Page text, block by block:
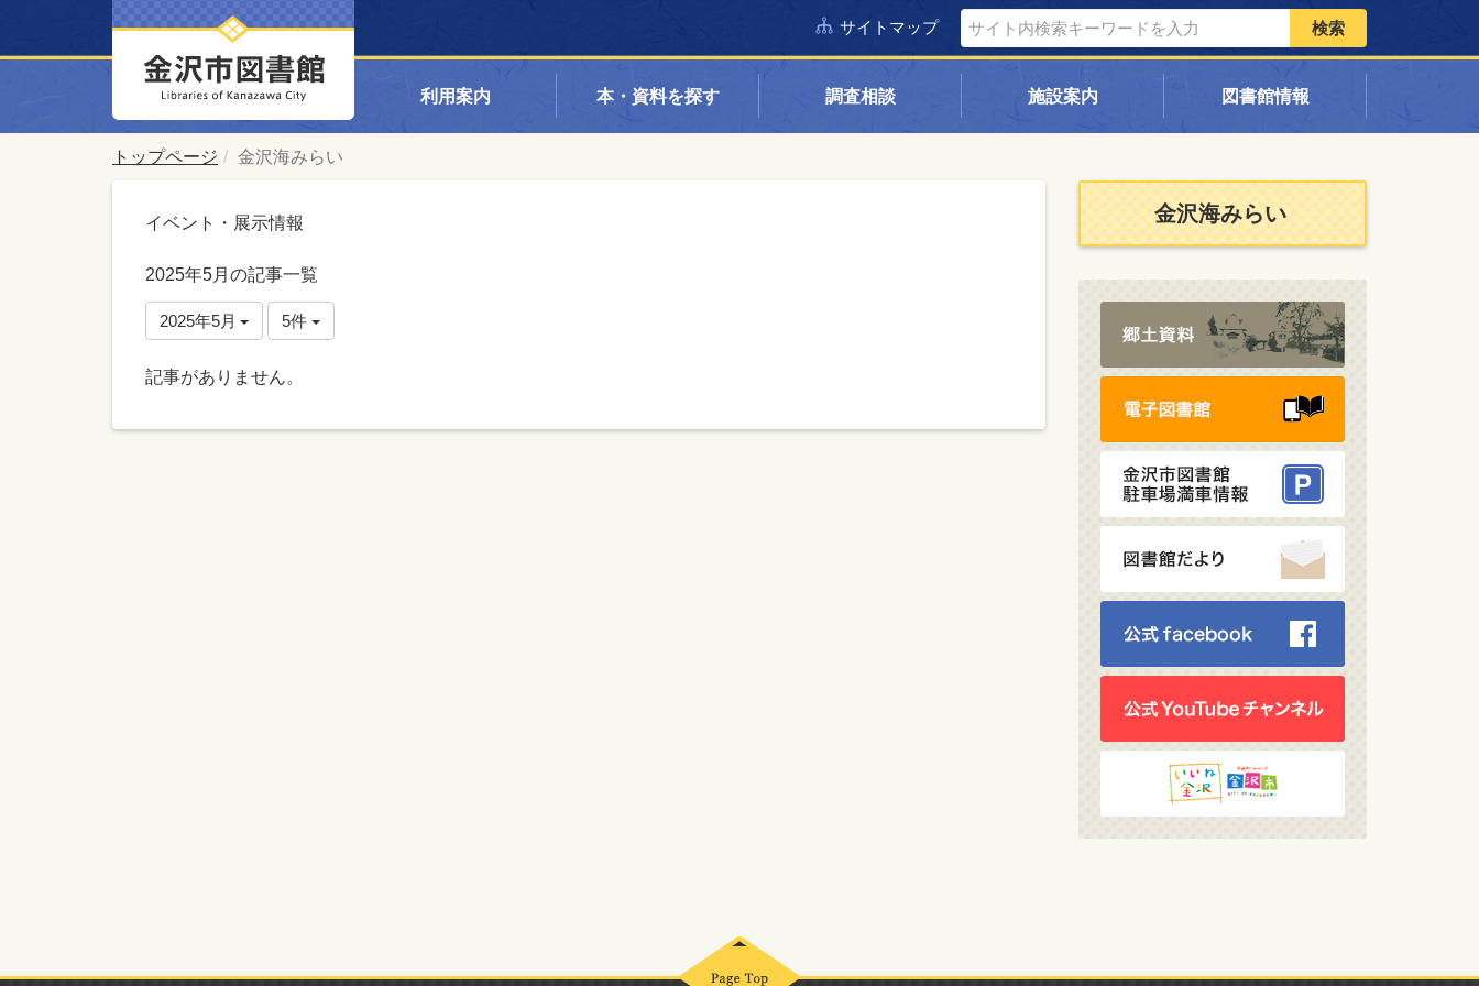
サイトマップ 検索
利用案内 本・資料を探す 調査相談 施設案内 図書館情報
トップページ 金沢海みらい
イベント・展示情報
2025年5月の記事一覧
2025年5月 5件
記事がありません。
金沢海みらい